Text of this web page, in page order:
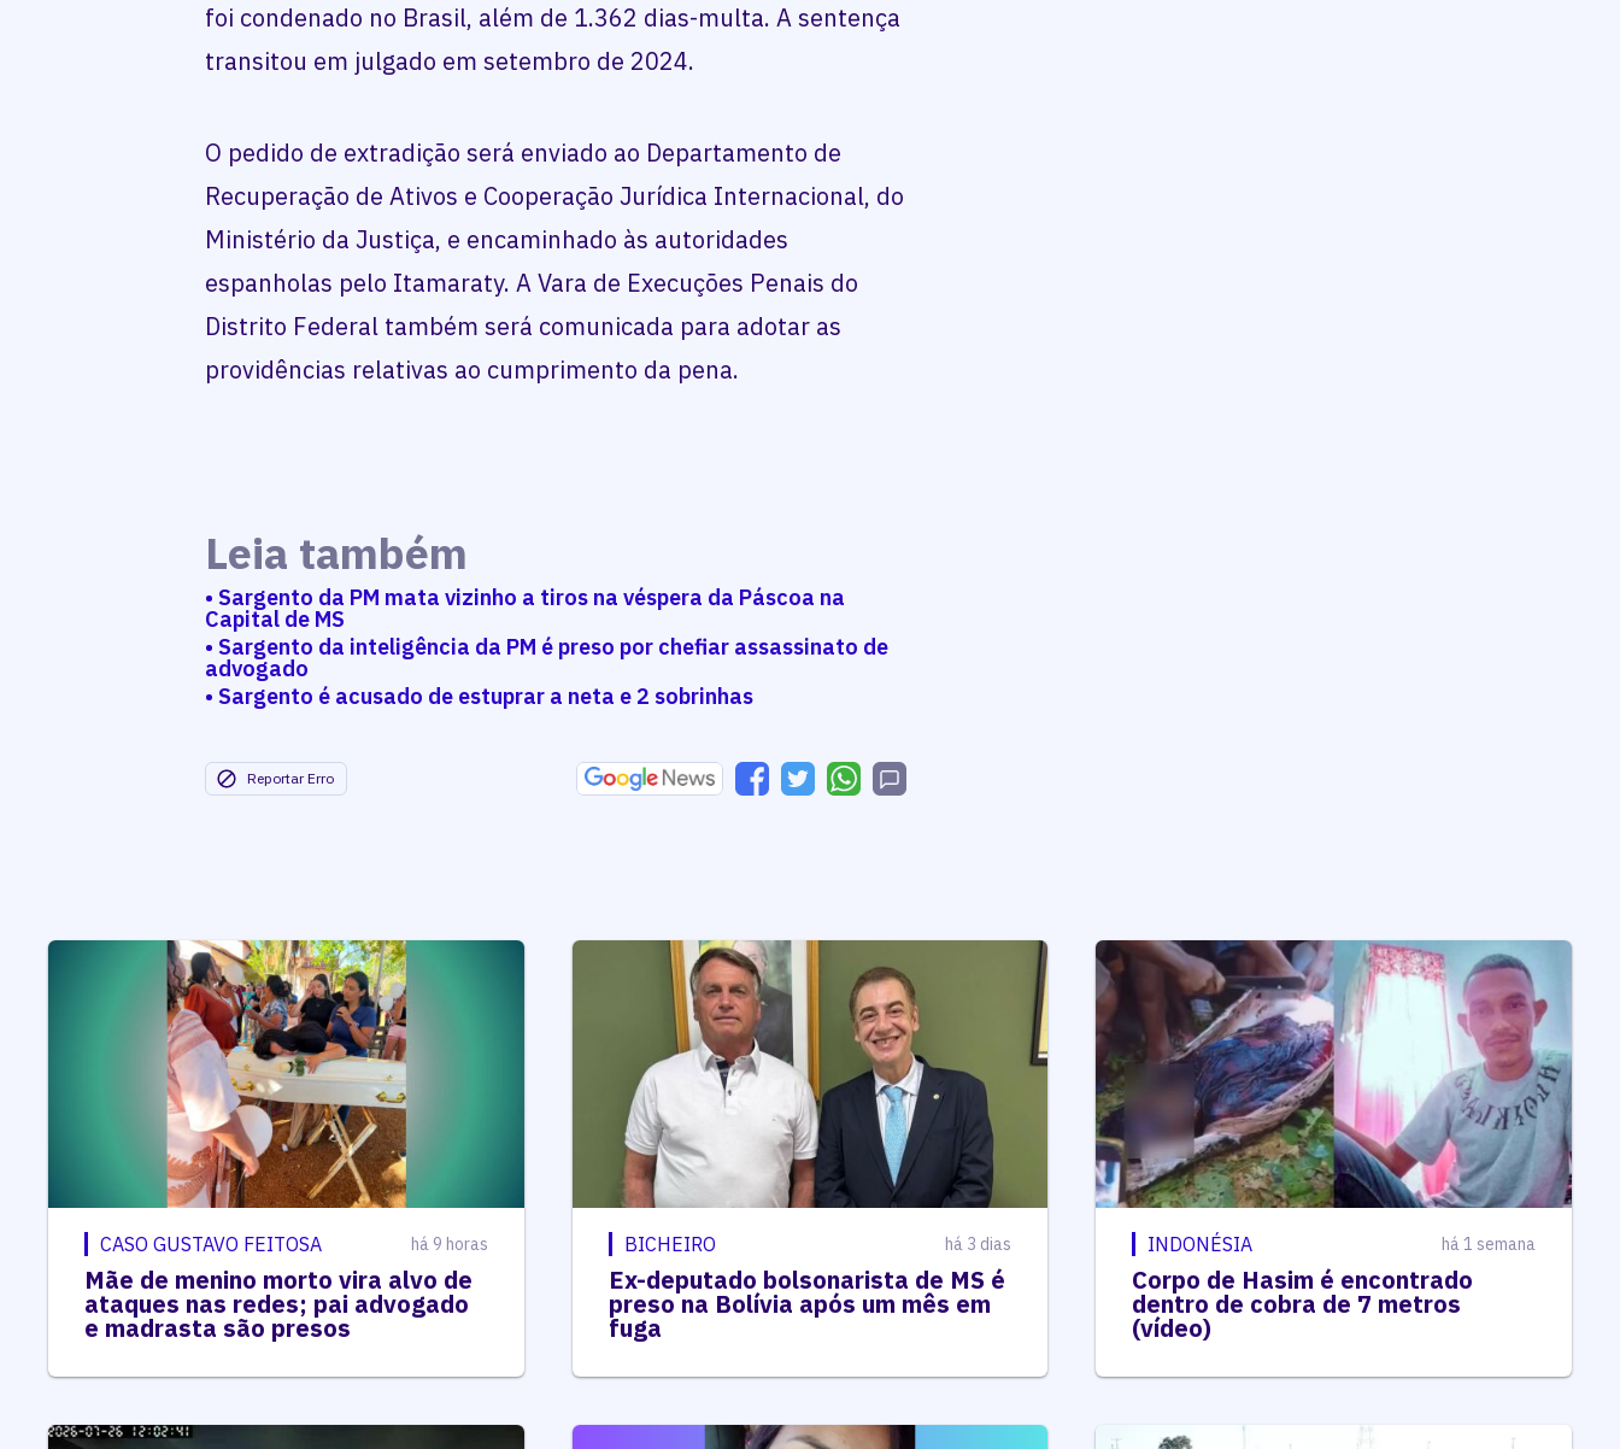
foi condenado no Brasil, além de 1.362 dias-multa. A sentença
transitou em julgado em setembro de 2024.
O pedido de extradição será enviado ao Departamento de
Recuperação de Ativos e Cooperação Jurídica Internacional, do
Ministério da Justiça, e encaminhado às autoridades
espanholas pelo Itamaraty. A Vara de Execuções Penais do
Distrito Federal também será comunicada para adotar as
providências relativas ao cumprimento da pena.
Leia também
• Sargento da PM mata vizinho a tiros na véspera da Páscoa na
Capital de MS
• Sargento da inteligência da PM é preso por chefiar assassinato de
advogado
• Sargento é acusado de estuprar a neta e 2 sobrinhas
Reportar Erro
CASO GUSTAVO FEITOSA há 9 horas
Mãe de menino morto vira alvo de
ataques nas redes; pai advogado
e madrasta são presos
BICHEIRO há 3 dias
Ex-deputado bolsonarista de MS é
preso na Bolívia após um mês em
fuga
INDONÉSIA há 1 semana
Corpo de Hasim é encontrado
dentro de cobra de 7 metros
(vídeo)